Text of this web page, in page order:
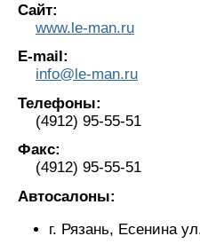
Сайт:
www.le-man.ru
E-mail:
info@le-man.ru
Телефоны:
(4912) 95-55-51
Факс:
(4912) 95-55-51
Автосалоны:
г. Рязань, Есенина